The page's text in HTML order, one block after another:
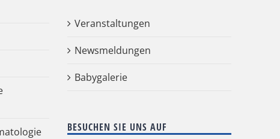
Veranstaltungen
Newsmeldungen
Babygalerie
BESUCHEN SIE UNS AUF